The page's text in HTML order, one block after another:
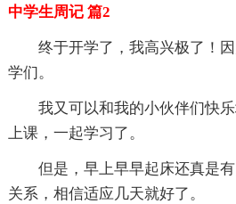
中学生周记 篇2
终于开学了，我高兴极了！
学们。
我又可以和我的小伙伴们快
上课，一起学习了。
但是，早上早早起床还真是
关系，相信适应几天就好了。